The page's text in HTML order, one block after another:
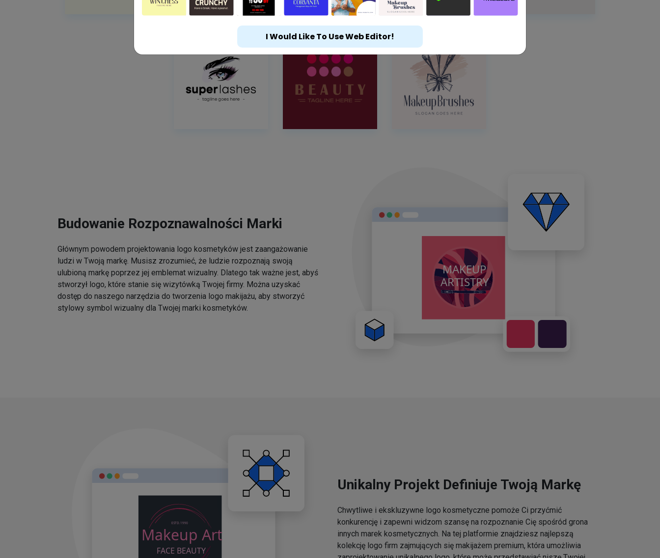
Budowanie Rozpoznawalności Marki
Głównym powodem projektowania logo kosmetyków jest zaangażowanie
ludzi w Twoją markę. Musisz zrozumieć, że ludzie rozpoznają swoją
ulubioną markę poprzez jej emblemat wizualny. Dlatego tak ważne jest, abyś
stworzył logo, które stanie się wizytówką Twojej firmy. Można uzyskać
dostęp do naszego narzędzia do tworzenia logo makijażu, aby stworzyć
stylowy symbol wizualny dla Twojej marki kosmetyków.
Unikalny Projekt Definiuje Twoją Markę
Chwytliwe i ekskluzywne logo kosmetyczne pomoże Ci przyćmić
konkurencję i zapewni widzom szansę na rozpoznanie Cię spośród grona
innych marek kosmetycznych. Na tej platformie znajdziesz najlepszą
kolekcję logo firm zajmujących się makijażem premium, która umożliwia
I Would Like To Use Web Editor!